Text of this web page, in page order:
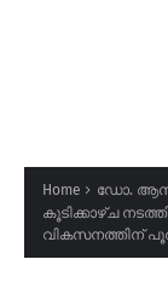
Home
ഡോ.
കൂടിക്കാഴ്ച
വികസനത്തിന്